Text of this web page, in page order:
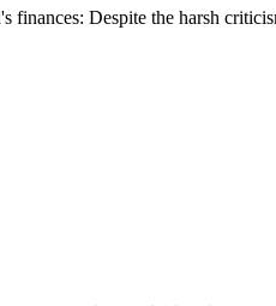
finances: Despite the harsh